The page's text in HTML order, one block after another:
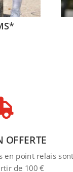
OFFERTE
en point relais sont
de 100 €